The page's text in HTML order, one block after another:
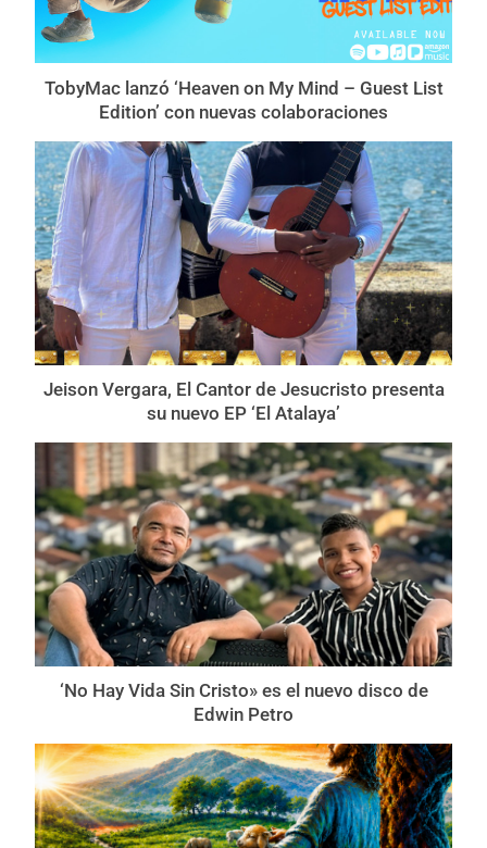
TobyMac lanzó ‘Heaven on My Mind – Guest List
Edition’ con nuevas colaboraciones
Jeison Vergara, El Cantor de Jesucristo presenta
su nuevo EP ‘El Atalaya’
‘No Hay Vida Sin Cristo» es el nuevo disco de
Edwin Petro